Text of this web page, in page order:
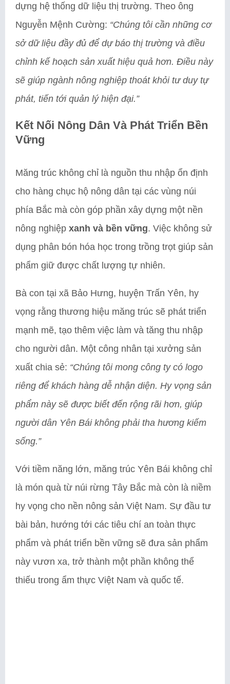
dựng hệ thống dữ liệu thị trường. Theo ông
Nguyễn Mệnh Cường: “Chúng tôi cần những cơ
sở dữ liệu đầy đủ để dự báo thị trường và điều
chỉnh kế hoạch sản xuất hiệu quả hơn. Điều này
sẽ giúp ngành nông nghiệp thoát khỏi tư duy tự
phát, tiến tới quản lý hiện đại.”
Kết Nối Nông Dân Và Phát Triển Bền
Vững
Măng trúc không chỉ là nguồn thu nhập ổn định
cho hàng chục hộ nông dân tại các vùng núi
phía Bắc mà còn góp phần xây dựng một nền
nông nghiệp xanh và bền vững. Việc không sử
dụng phân bón hóa học trong trồng trọt giúp sản
phẩm giữ được chất lượng tự nhiên.
Bà con tại xã Bảo Hưng, huyện Trấn Yên, hy
vọng rằng thương hiệu măng trúc sẽ phát triển
mạnh mẽ, tạo thêm việc làm và tăng thu nhập
cho người dân. Một công nhân tại xưởng sản
xuất chia sẻ: “Chúng tôi mong công ty có logo
riêng để khách hàng dễ nhận diện. Hy vọng sản
phẩm này sẽ được biết đến rộng rãi hơn, giúp
người dân Yên Bái không phải tha hương kiếm
sống.”
Với tiềm năng lớn, măng trúc Yên Bái không chỉ
là món quà từ núi rừng Tây Bắc mà còn là niềm
hy vọng cho nền nông sản Việt Nam. Sự đầu tư
bài bản, hướng tới các tiêu chí an toàn thực
phẩm và phát triển bền vững sẽ đưa sản phẩm
này vươn xa, trở thành một phần không thể
thiếu trong ẩm thực Việt Nam và quốc tế.